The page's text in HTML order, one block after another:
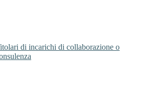
di incarichi di collaborazione o